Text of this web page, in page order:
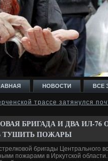
НОВОСТИ ВСЕ
трассе затянулся
БРИГАДА И ДВА ИЛ-76
ТУШИТЬ ПОЖАРЫ
бригады Центрального
пожарами в Ирκутской